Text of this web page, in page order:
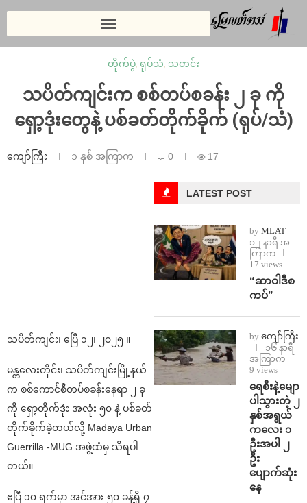
တိုက်ပွဲ, ရုပ်သံ, သတင်း
သပိတ်ကျင်းက စစ်တပ်စခန်း ၂ ခု ကို
ရှော့ဒုံးတွေနဲ့ ပစ်ခတ်တိုက်ခိုက် (ရုပ်/သံ)
ကျော်ကြီး ၁ နှစ် အကြာက 0 17
သပိတ်ကျင်း၊ ဧပြီ ၁၂၊ ၂၀၂၅ ။
မန္တလေးတိုင်း၊ သပိတ်ကျင်းမြို့နယ်
က စစ်ကောင်စီတပ်စခန်းနေရာ ၂ ခု
ကို ရှော့တိုက်ဒုံး အလုံး ၅၀ နဲ့ ပစ်ခတ်
တိုက်ခိုက်ခဲ့တယ်လို့ Madaya Urban
Guerrilla -MUG အဖွဲ့ထံမှ သိရပါ
တယ်။
ဧပြီ ၁၀ ရက်မှာ အင်အား ၅၀ ခန့်ရှိ ၇
LATEST POST
by MLAT
၁၂ နာရီ အ
ကြာက
17 views
“ဆာဝါဒီစ
ကပ်”
by ကျော်ကြီး
၁၆ နာရီ
အကြာက
9 views
ရေစီးနဲ့မျော
ပါသွားတဲ့ ၂
နှစ်အရွယ်
ကလေး ၁
ဦးအပါ ၂
ဦး
ပျောက်ဆုံး
နေ